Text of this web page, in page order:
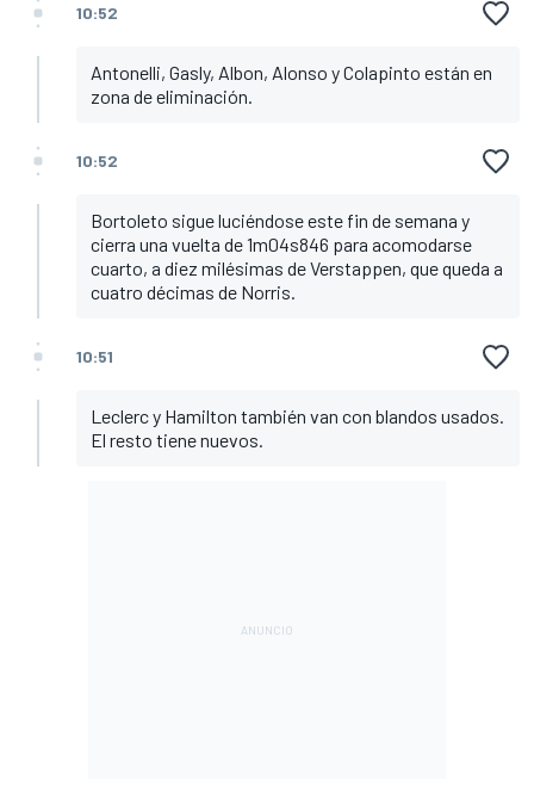
10:52
Antonelli, Gasly, Albon, Alonso y Colapinto están en
zona de eliminación.
10:52
Bortoleto sigue luciéndose este fin de semana y
cierra una vuelta de 1m04s846 para acomodarse
cuarto, a diez milésimas de Verstappen, que queda a
cuatro décimas de Norris.
10:51
Leclerc y Hamilton también van con blandos usados.
El resto tiene nuevos.